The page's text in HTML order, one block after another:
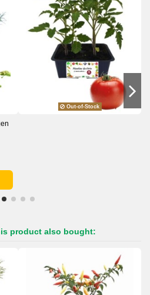
Out-of-Stock
product also bought: